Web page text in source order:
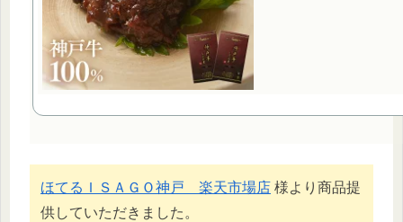
ほてるＩＳＡＧＯ神戸 楽天市場店 様より商品提
供していただきました。